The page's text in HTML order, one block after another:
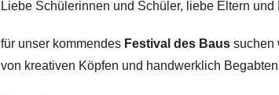
Liebe Schülerinnen und Schüler, liebe Eltern und
für unser kommendes Festival des Baus suchen
von kreativen Köpfen und handwerklich